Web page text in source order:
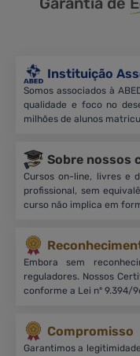
Instituição
Somos associados à
qualidade e foco no
milhões de alunos
Sobre nossos
Cursos on-line, livres e
profissional, sem
curso não implica em
Embora sem
reguladores. Nossos
conforme a Lei nº 9.394/
Compromisso
Garantimos a